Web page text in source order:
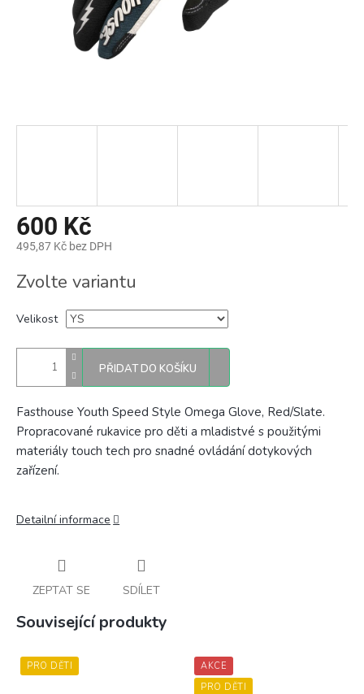
600 Kč
495,87 Kč bez DPH
cena:
Zvolte variantu
Velikost
PŘIDAT DO KOŠÍKU
Fasthouse Youth Speed Style Omega Glove, Red/Slate.
Propracované rukavice pro děti a mladistvé s použitými
materiály touch tech pro snadné ovládání dotykových
zařízení.
Detailní informace
ZEPTAT SE SDÍLET
Související produkty
PRO DĚTI
AKCE
PRO DĚTI